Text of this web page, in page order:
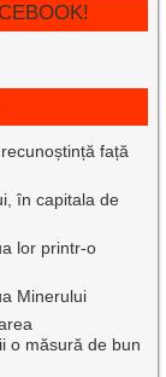
față
în capitala de
lor printr-o
Minerului
o măsură de bun